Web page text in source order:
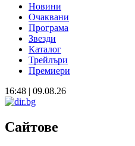
Новини
Очаквани
Програма
Звезди
Каталог
Трейлъри
Премиери
16:48 | 09.08.26
Сайтове